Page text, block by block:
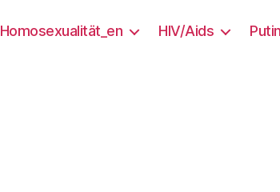
Homosexualität_en HIV/Aids